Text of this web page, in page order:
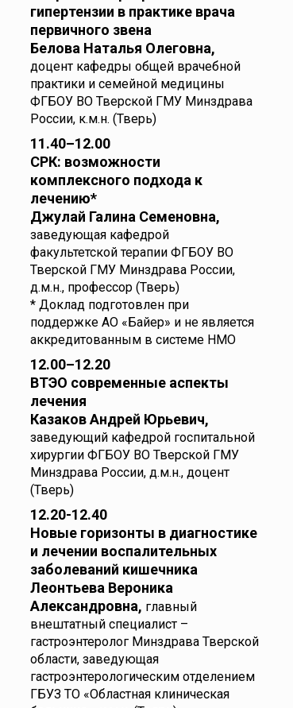
гипертензии в практике врача
первичного звена
Белова Наталья Олеговна,
доцент кафедры общей врачебной
практики и семейной медицины
ФГБОУ ВО Тверской ГМУ Минздрава
России, к.м.н. (Тверь)
11.40–12.00
СРК: возможности
комплексного подхода к
лечению*
Джулай Галина Семеновна,
заведующая кафедрой
факультетской терапии ФГБОУ ВО
Тверской ГМУ Минздрава России,
д.м.н., профессор (Тверь)
* Доклад подготовлен при
поддержке АО «Байер» и не является
аккредитованным в системе НМО
12.00–12.20
ВТЭО современные аспекты
лечения
Казаков Андрей Юрьевич,
заведующий кафедрой госпитальной
хирургии ФГБОУ ВО Тверской ГМУ
Минздрава России, д.м.н., доцент
(Тверь)
12.20-12.40
Новые горизонты в диагностике
и лечении воспалительных
заболеваний кишечника
Леонтьева Вероника
Александровна, главный
внештатный специалист –
гастроэнтеролог Минздрава Тверской
области, заведующая
гастроэнтерологическим отделением
ГБУЗ ТО «Областная клиническая